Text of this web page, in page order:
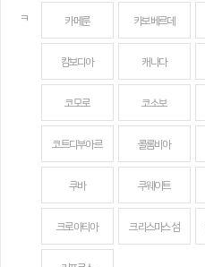
ㅋ 카메룬 카보베르데
캄보디아 캐나다
코모로 코소보
코트디부아르 콜롬비아
쿠바 쿠웨이트
크로아티아 크리스마스섬